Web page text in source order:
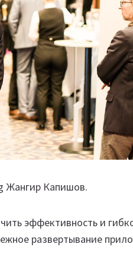
Жангир Капишов.
эффективность и
развертывание